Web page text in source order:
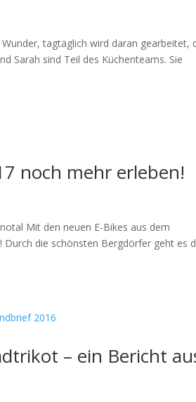
tagtäglich wird daran gearbeitet,
Sarah sind Teil des Küchenteams. Sie
noch mehr erleben!
Mit den neuen E-Bikes aus dem
die schönsten Bergdörfer geht es
– ein Bericht